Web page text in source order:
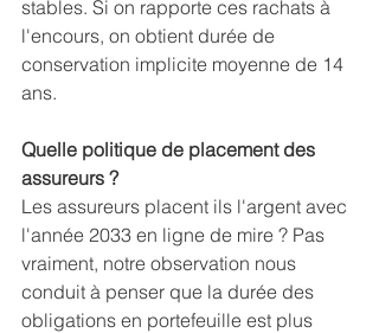
stables. Si on rapporte ces rachats à
l'encours, on obtient durée de
conservation implicite moyenne de 14
ans.
Quelle politique de placement des
assureurs ?
Les assureurs placent ils l'argent avec
l'année 2033 en ligne de mire ? Pas
vraiment, notre observation nous
conduit à penser que la durée des
obligations en portefeuille est plus